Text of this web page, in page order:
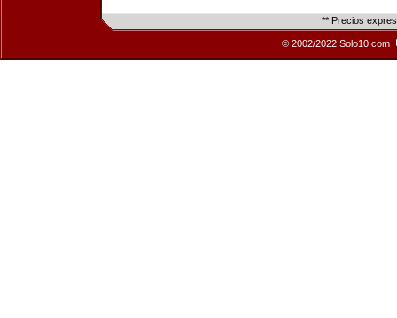
** Precios
© 2002/2022 Solo10.com